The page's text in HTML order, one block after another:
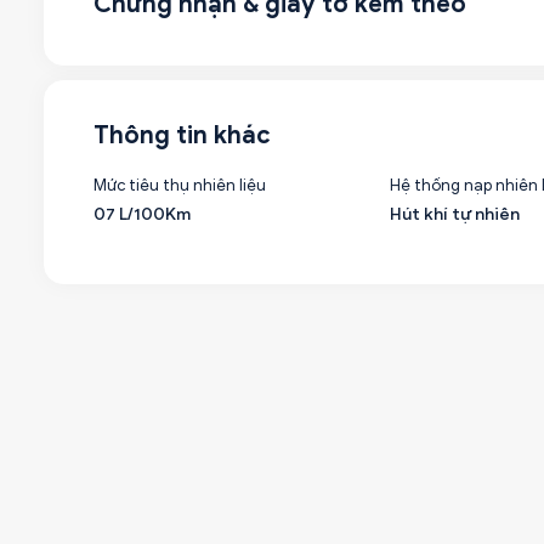
Thông tin khác
Mức tiêu thụ nhiên liệu
07 L/100Km
Hệ thống nạp nhiên
Hút khí tự nhiên